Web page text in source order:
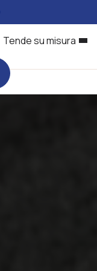
Tende su misura